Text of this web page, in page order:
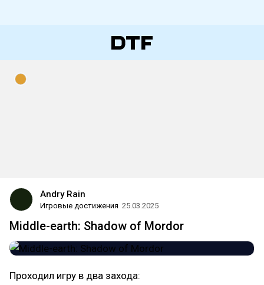
Andry Rain
Игровые достижения 25.03.2025
Middle-earth: Shadow of Mordor
Проходил игру в два захода: